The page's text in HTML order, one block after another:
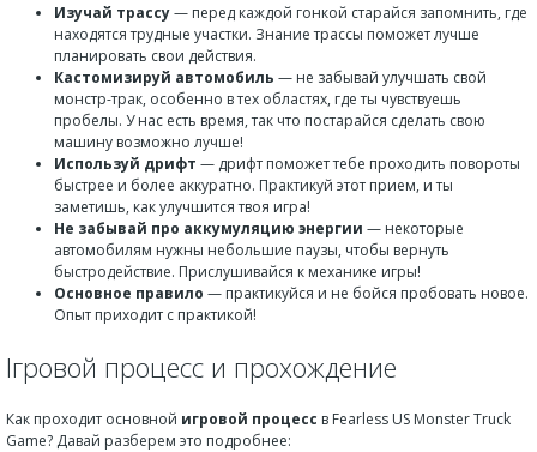
Изучай трассу— перед каждой гонкой старайся запомнить, где
находятся трудные участки. Знание трассы поможет лучше
планировать свои действия.
Кастомизируй автомобиль — не забывай улучшать свой
монстр-трак, особенно в тех областях, где ты чувствуешь
пробелы. У нас есть время, так что постарайся сделать свою
машину возможно лучше!
Используй дрифт — дрифт поможет тебе проходить повороты
быстрее и более аккуратно. Практикуй этот прием, и ты
заметишь, как улучшится твоя игра!
Не забывай про аккумуляцию энергии — некоторые
автомобилям нужны небольшие паузы, чтобы вернуть
быстродействие. Прислушивайся к механике игры!
Основное правило — практикуйся и не бойся пробовать новое.
Опыт приходит с практикой!
Iгровой процесс и прохождение
Как проходит основной игровой процесс в Fearless US Monster Truck
Game? Давай разберем это подробнее: